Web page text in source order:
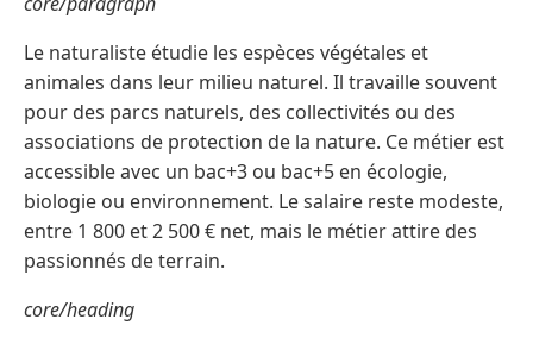
Le naturaliste étudie les espèces végétales et
animales dans leur milieu naturel. Il travaille souvent
pour des parcs naturels, des collectivités ou des
associations de protection de la nature. Ce métier est
accessible avec un bac+3 ou bac+5 en écologie,
biologie ou environnement. Le salaire reste modeste,
entre 1 800 et 2 500 € net, mais le métier attire des
passionnés de terrain.
core/heading